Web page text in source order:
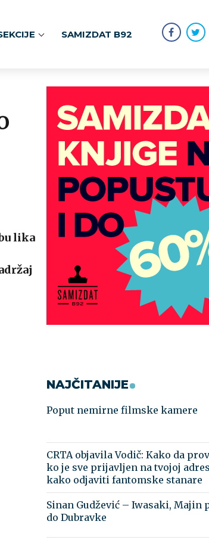
SAMIZDAT B92
lika
NAJČITANIJE
Poput nemirne filmske kamere
CRTA objavila Vodič: Kako da
ko je sve prijavljen na tvojoj
kako odjaviti fantomske stanare
Sinan Gudžević – Iwasaki, Majin
do Dubravke